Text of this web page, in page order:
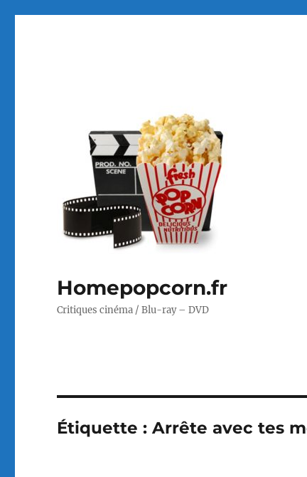
Homepopcorn.fr
Critiques cinéma / Blu-ray – DVD
Étiquette :Arrête avec tes